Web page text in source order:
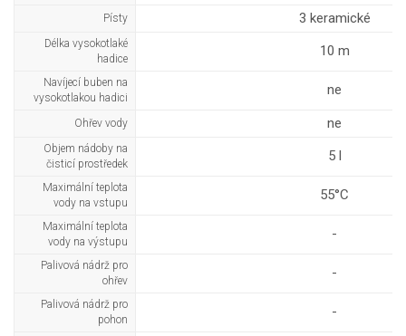
Písty 3 keramické
Délka vysokotlaké
hadice
10 m
Navíjecí buben na
vysokotlakou hadici
ne
Ohřev vody ne
Objem nádoby na
čisticí prostředek
5 l
Maximální teplota
vody na vstupu
55°C
Maximální teplota
vody na výstupu
-
Palivová nádrž pro
ohřev
-
Palivová nádrž pro
pohon
-